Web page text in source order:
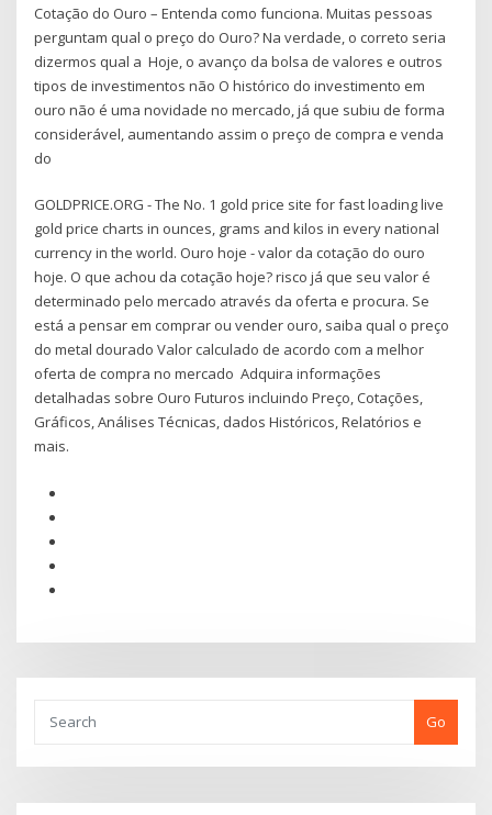
Cotação do Ouro – Entenda como funciona. Muitas pessoas
perguntam qual o preço do Ouro? Na verdade, o correto seria
dizermos qual a Hoje, o avanço da bolsa de valores e outros
tipos de investimentos não O histórico do investimento em
ouro não é uma novidade no mercado, já que subiu de forma
considerável, aumentando assim o preço de compra e venda
do
GOLDPRICE.ORG - The No. 1 gold price site for fast loading live
gold price charts in ounces, grams and kilos in every national
currency in the world. Ouro hoje - valor da cotação do ouro
hoje. O que achou da cotação hoje? risco já que seu valor é
determinado pelo mercado através da oferta e procura. Se
está a pensar em comprar ou vender ouro, saiba qual o preço
do metal dourado Valor calculado de acordo com a melhor
oferta de compra no mercado Adquira informações
detalhadas sobre Ouro Futuros incluindo Preço, Cotações,
Gráficos, Análises Técnicas, dados Históricos, Relatórios e
mais.
Go